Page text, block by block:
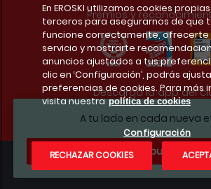
A tu lado en cada nueva
¿Te apuntas?
Premios y
Descarga la app del
Condiciones legales
En EROSKI utilizamos cookies
terceros para asegurarnos de que
funcione correctamente, ofrecerte
servicio y mostrarte
anuncios ajustados a tus
clic en ‘Configuración’, podrás
preferencias de cookies. Para más
visita nuestra política de cookies
Configuración
RECHAZAR COOKIES